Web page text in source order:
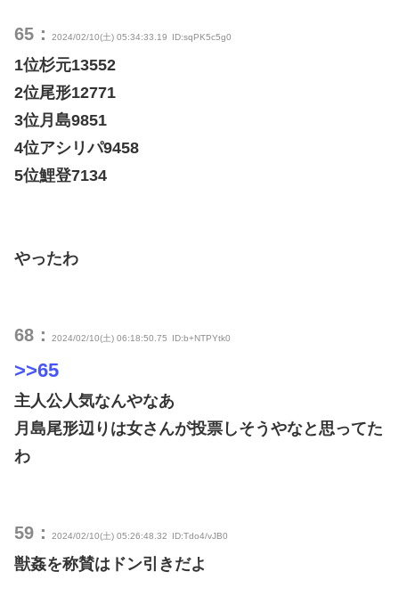
65： 2024/02/10(土) 05:34:33.19 ID:sqPK5c5g0
1位杉元13552
2位尾形12771
3位月島9851
4位アシリパ9458
5位鯉登7134
やったわ
68： 2024/02/10(土) 06:18:50.75 ID:b+NTPYtk0
>>65
主人公人気なんやなあ
月島尾形辺りは女さんが投票しそうやなと思ってた
わ
59： 2024/02/10(土) 05:26:48.32 ID:Tdo4/vJB0
獣姦を称賛はドン引きだよ